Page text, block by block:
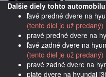
Dalšie diely tohto automobilu
ľavé predné dvere na
(tento diel je už predaný)
pravé predné dvere na
ľavé zadné dvere na
(tento diel je už predaný)
pravé zadné dvere na
piate dvere na hyundai